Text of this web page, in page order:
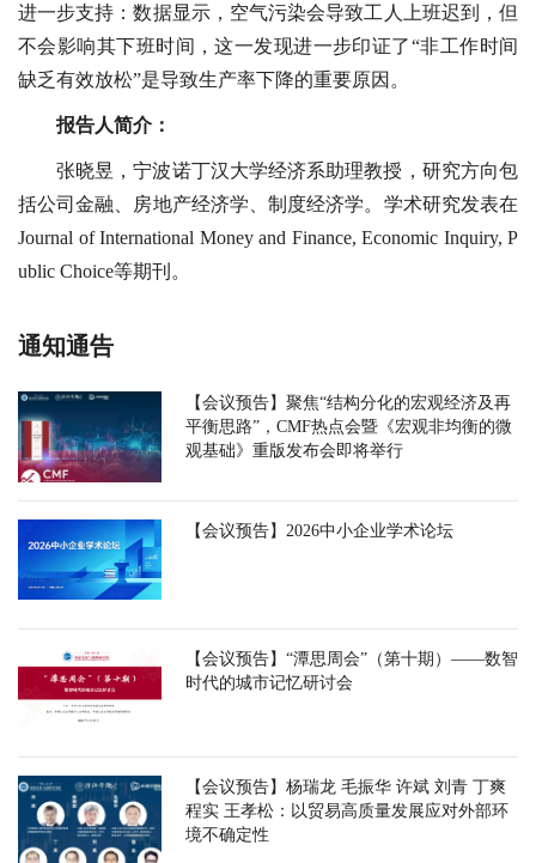
进一步支持：数据显示，空气污染会导致工人上班迟到，但
不会影响其下班时间，这一发现进一步印证了“非工作时间
缺乏有效放松”是导致生产率下降的重要原因。
报告人简介：
张晓昱，宁波诺丁汉大学经济系助理教授，研究方向包
括公司金融、房地产经济学、制度经济学。学术研究发表在
Journal of International Money and Finance, Economic Inquiry, P
ublic Choice等期刊。
通知通告
【会议预告】聚焦“结构分化的宏观经济及再
平衡思路”，CMF热点会暨《宏观非均衡的微
观基础》重版发布会即将举行
【会议预告】2026中小企业学术论坛
【会议预告】“潭思周会”（第十期）——数智
时代的城市记忆研讨会
【会议预告】杨瑞龙 毛振华 许斌 刘青 丁爽
程实 王孝松：以贸易高质量发展应对外部环
境不确定性